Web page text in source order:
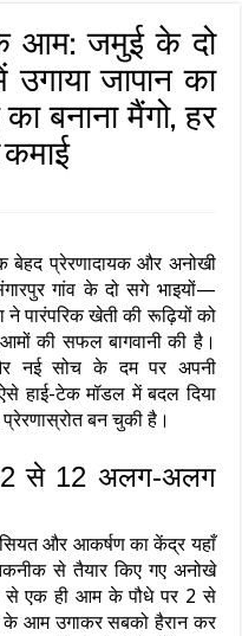
आम: जमुई के दो
उगाया जापान का
बनाना मैंगो, हर
कमाई
बेहद प्रेरणादायक और अनोखी
गांव के दो सगे भाइयों—
ने पारंपरिक खेती की रूढ़ियों को
की सफल बागवानी की है।
नई सोच के दम पर अपनी
ऐसे हाई-टेक मॉडल में बदल दिया
बन चुकी है।
2 से 12 अलग-अलग
और आकर्षण का केंद्र यहाँ
से तैयार किए गए अनोखे
से एक ही आम के पौधे पर 2 से
आम उगाकर सबको हैरान कर